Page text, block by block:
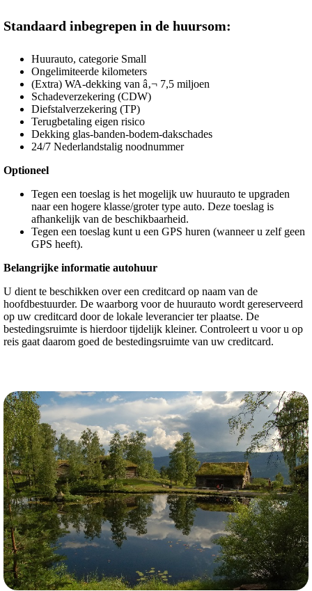
Standaard inbegrepen in de huursom:
Huurauto, categorie Small
Ongelimiteerde kilometers
(Extra) WA-dekking van â‚¬ 7,5 miljoen
Schadeverzekering (CDW)
Diefstalverzekering (TP)
Terugbetaling eigen risico
Dekking glas-banden-bodem-dakschades
24/7 Nederlandstalig noodnummer
Optioneel
Tegen een toeslag is het mogelijk uw huurauto te upgraden
naar een hogere klasse/groter type auto. Deze toeslag is
afhankelijk van de beschikbaarheid.
Tegen een toeslag kunt u een GPS huren (wanneer u zelf geen
GPS heeft).
Belangrijke informatie autohuur
U dient te beschikken over een creditcard op naam van de
hoofdbestuurder. De waarborg voor de huurauto wordt gereserveerd
op uw creditcard door de lokale leverancier ter plaatse. De
bestedingsruimte is hierdoor tijdelijk kleiner. Controleert u voor u op
reis gaat daarom goed de bestedingsruimte van uw creditcard.